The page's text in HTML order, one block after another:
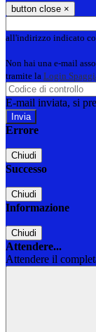
button close ×
all'indirizzo indicato
Non hai una e-mail
tramite la Login
E-mail inviata, si
Errore
Chiudi
Successo
Chiudi
Informazione
Chiudi
Attendere...
Attendere il